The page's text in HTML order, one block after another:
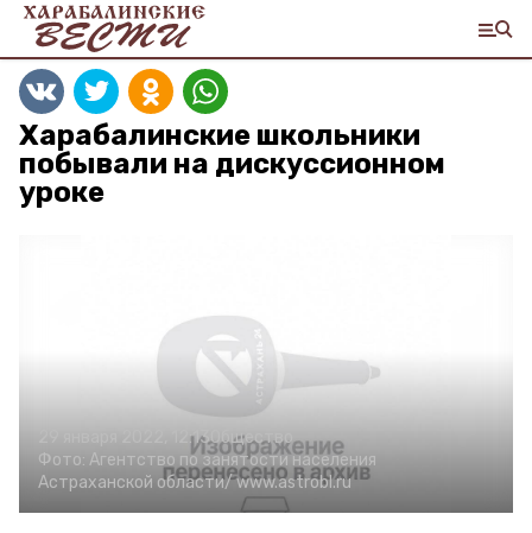
Харабалинские школьники
побывали на дискуссионном
уроке
29 января 2022, 12:13Общество
Фото: Агентство по занятости населения
Астраханской области/www.astrobl.ru